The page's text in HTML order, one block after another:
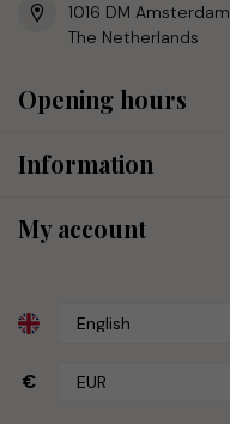
1016 DM Amsterdam
The Netherlands
Opening hours
Information
My account
€